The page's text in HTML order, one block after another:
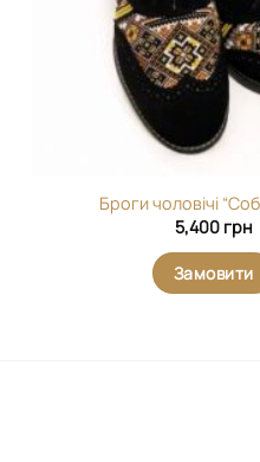
Броги чоловічі
5,400 грн
Замовити